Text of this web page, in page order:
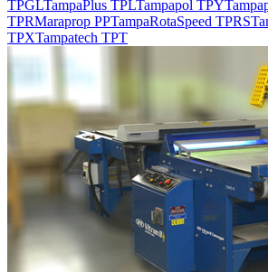
TPGLTampaPlus TPLTampapol TPY
TPRMaraprop PPTampaRotaSpeed TPRS
TPXTampatech TPT